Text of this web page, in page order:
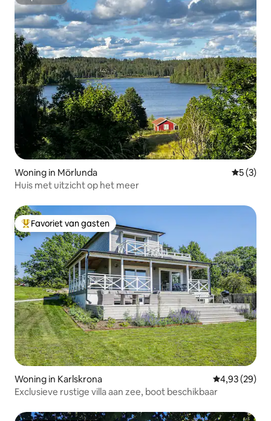
Woning in Mörlunda
5 (3)
Huis met uitzicht op het meer
Topfavoriet van gasten
Favoriet van gasten
Woning in Karlskrona Gemiddelde
4,93 (29)
Exclusieve rustige villa aan zee, boot beschikbaar